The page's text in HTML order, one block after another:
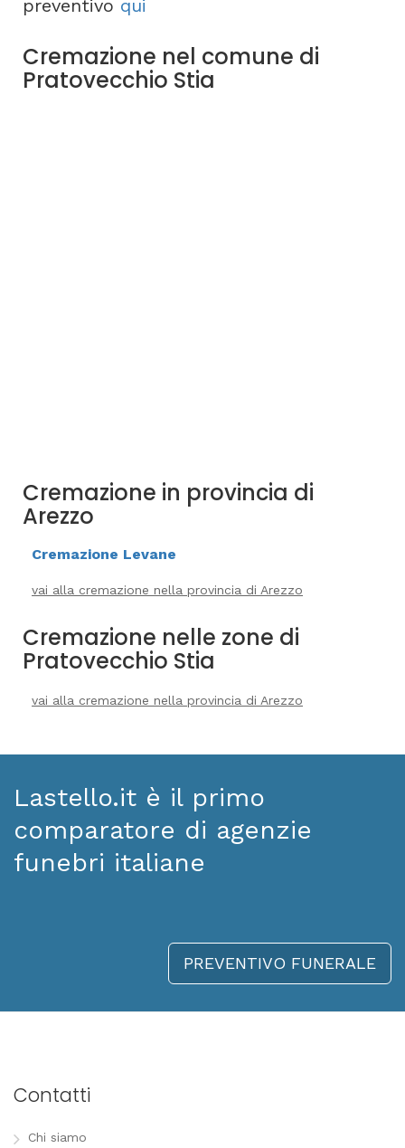
preventivo qui
Cremazione nel comune di
Pratovecchio Stia
Cremazione in provincia di
Arezzo
Cremazione Levane
vai alla cremazione nella provincia di Arezzo
Cremazione nelle zone di
Pratovecchio Stia
vai alla cremazione nella provincia di Arezzo
Lastello.it è il primo
comparatore di agenzie
funebri italiane
PREVENTIVO FUNERALE
Contatti
Chi siamo